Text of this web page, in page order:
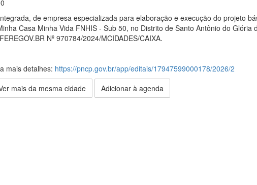
de empresa especializada para elaboração e execução do projeto
Casa Minha Vida FNHIS - Sub 50, no Distrito de Santo Antônio do
Nº 970784/2024/MCIDADES/CAIXA.
mais detalhes: https://pncp.gov.br/app/editais/17947599000178/2026/2
mais da mesma cidade Adicionar à agenda